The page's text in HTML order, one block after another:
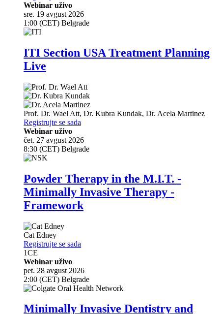
Webinar uživo
sre. 19 avgust 2026
1:00 (CET) Belgrade
ITI Section USA Treatment Planning
Live
Prof. Dr. Wael Att, Dr. Kubra Kundak, Dr. Acela Martinez
Registrujte se sada
Webinar uživo
čet. 27 avgust 2026
8:30 (CET) Belgrade
Powder Therapy in the M.I.T. -
Minimally Invasive Therapy -
Framework
Cat Edney
Registrujte se sada
1CE
Webinar uživo
pet. 28 avgust 2026
2:00 (CET) Belgrade
Minimally Invasive Dentistry and